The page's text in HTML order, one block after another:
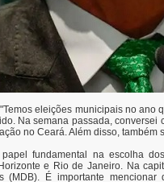
eleições municipais no ano
Na semana passada, conversei
no Ceará. Além disso, também
fundamental na escolha
e Rio de Janeiro. Na
(MDB). É importante